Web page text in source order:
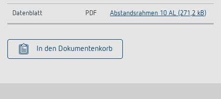
Datenblatt PDF Abstandsrahmen 10 AL (271,2 kB)
In den Dokumentenkorb